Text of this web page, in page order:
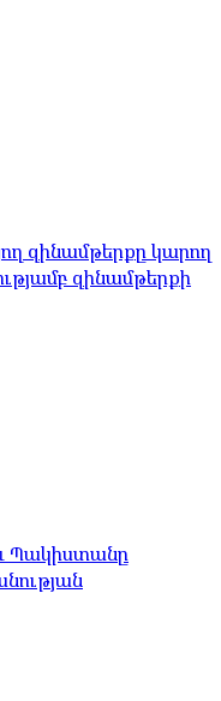
զինամթերքը կարող
զինամթերքի
Պակիստանը